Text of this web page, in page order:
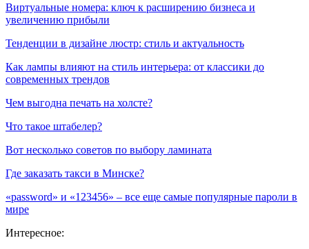
Виртуальные номера: ключ к расширению бизнеса и
увеличению прибыли
Тенденции в дизайне люстр: стиль и актуальность
Как лампы влияют на стиль интерьера: от классики до
современных трендов
Чем выгодна печать на холсте?
Что такое штабелер?
Вот несколько советов по выбору ламината
Где заказать такси в Минске?
«password» и «123456» – все еще самые популярные пароли в
мире
Интересное: